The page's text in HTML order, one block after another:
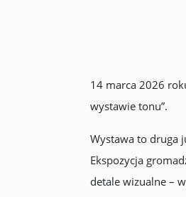
14 marca 2026
wystawie tonu”.
Wystawa to druga
Ekspozycja
detale wizualne –